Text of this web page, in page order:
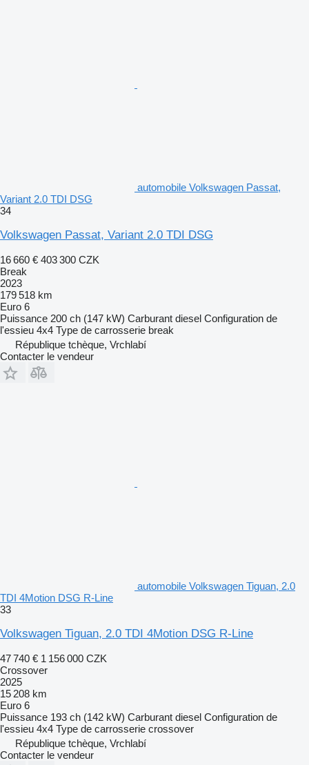
automobile Volkswagen Passat,
Variant 2.0 TDI DSG
34
Volkswagen Passat, Variant 2.0 TDI DSG
16 660 € 403 300 CZK
Break
2023
179 518 km
Euro 6
Puissance 200 ch (147 kW) Carburant diesel Configuration de
l'essieu 4x4 Type de carrosserie break
République tchèque, Vrchlabí
Contacter le vendeur
automobile Volkswagen Tiguan, 2.0
TDI 4Motion DSG R-Line
33
Volkswagen Tiguan, 2.0 TDI 4Motion DSG R-Line
47 740 € 1 156 000 CZK
Crossover
2025
15 208 km
Euro 6
Puissance 193 ch (142 kW) Carburant diesel Configuration de
l'essieu 4x4 Type de carrosserie crossover
République tchèque, Vrchlabí
Contacter le vendeur